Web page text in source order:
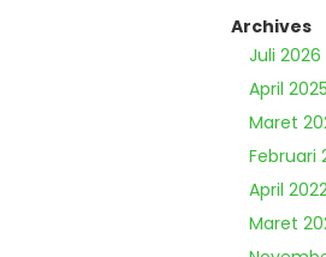
Archives
Juli 2026
April 2025
Maret
Februari
April
Maret